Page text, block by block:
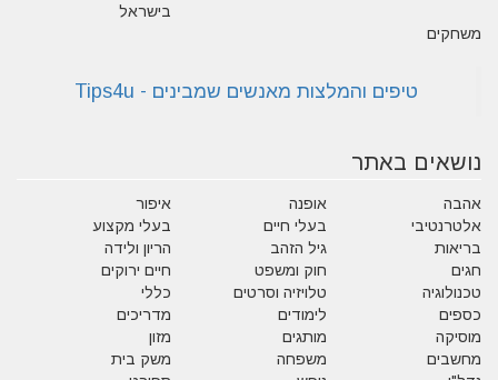
בישראל
משחקים
נושאים באתר
אהבה אופנה
איפור
אלטרנטיבי
בעלי חיים
בעלי מקצוע
בריאות
גיל הזהב
הריון ולידה
חגים
חוק ומשפט
חיים ירוקים
טכנולוגיה
טלויזיה וסרטים
כללי
כספים
לימודים
מדריכים
מוסיקה
מותגים
מזון
מחשבים
משפחה
משק בית